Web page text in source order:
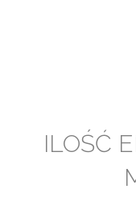
ILOŚĆ